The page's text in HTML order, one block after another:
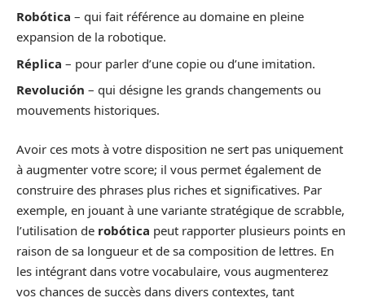
Robótica – qui fait référence au domaine en pleine
expansion de la robotique.
Réplica – pour parler d’une copie ou d’une imitation.
Revolución – qui désigne les grands changements ou
mouvements historiques.
Avoir ces mots à votre disposition ne sert pas uniquement
à augmenter votre score; il vous permet également de
construire des phrases plus riches et significatives. Par
exemple, en jouant à une variante stratégique de scrabble,
l’utilisation de robótica peut rapporter plusieurs points en
raison de sa longueur et de sa composition de lettres. En
les intégrant dans votre vocabulaire, vous augmenterez
vos chances de succès dans divers contextes, tant